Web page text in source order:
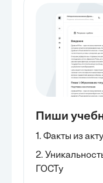
Пиши
1. Факты из
2.
ГОСТу